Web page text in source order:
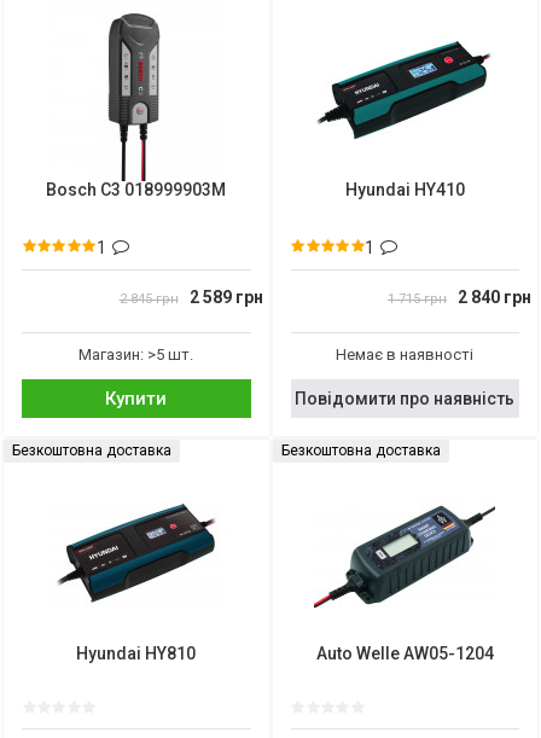
Bosch C3 018999903M
1
2 845 грн 2 589 грн
Магазин: >5 шт.
Купити
Hyundai HY410
1
1 715 грн 2 840 грн
Немає в наявності
Повідомити про наявність
Безкоштовна доставка
Hyundai HY810
Безкоштовна доставка
Auto Welle AW05-1204